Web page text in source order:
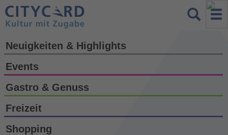
Neuigkeiten & Highlights
Events
Gastro & Genuss
Freizeit
Shopping